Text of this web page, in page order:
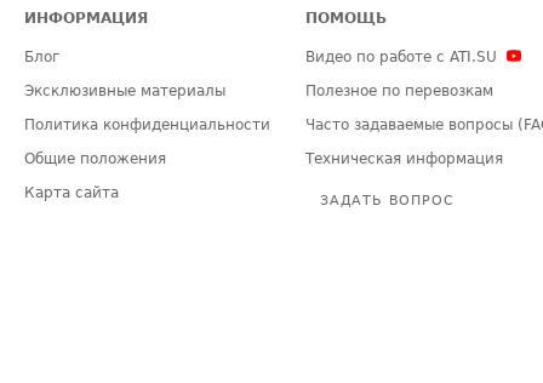
ИНФОРМАЦИЯ
Блог
Эксклюзивные материалы
Политика конфиденциальности
Общие положения
Карта сайта
ПОМОЩЬ
Видео по работе с ATI.SU
Полезное по перевозкам
Часто задаваемые вопросы
Техническая информация
ЗАДАТЬ ВОПРОС